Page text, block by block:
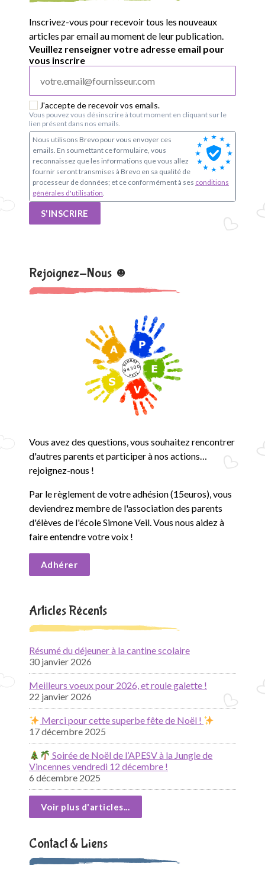
Inscrivez-vous pour recevoir tous les nouveaux
articles par email au moment de leur publication.
Veuillez renseigner votre adresse email pour
vous inscrire
J'accepte de recevoir vos emails.
Vous pouvez vous désinscrire à tout moment en cliquant sur le
lien présent dans nos emails.
Nous utilisons Brevo pour vous envoyer ces
emails. En soumettant ce formulaire, vous
reconnaissez que les informations que vous allez
fournir seront transmises à Brevo en sa qualité de
processeur de données; et ce conformément à ses conditions
générales d'utilisation.
S'INSCRIRE
Rejoignez-Nous ☻
Vous avez des questions, vous souhaitez rencontrer
d'autres parents et participer à nos actions…
rejoignez-nous !
Par le règlement de votre adhésion (15euros), vous
deviendrez membre de l'association des parents
d'élèves de l'école Simone Veil. Vous nous aidez à
faire entendre votre voix !
Adhérer
Articles Récents
Résumé du déjeuner à la cantine scolaire
30 janvier 2026
Meilleurs voeux pour 2026, et roule galette !
22 janvier 2026
Merci pour cette superbe fête de Noël !
17 décembre 2025
Soirée de Noël de l’APESV à la Jungle de
Vincennes vendredi 12 décembre !
6 décembre 2025
Voir plus d'articles...
Contact & Liens